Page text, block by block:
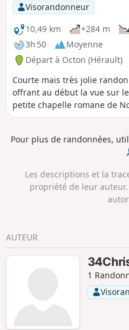
Visorandonneur
10,49 km
+284 m
3h 50
Moyenne
Départ à Octon (Hérault)
Courte mais très jolie
offrant au début la vue sur
petite chapelle romane de
mais d'autres petits
vallon.
Pour plus de randonnées,
Les descriptions et la
propriété de leur
AUTEUR
1